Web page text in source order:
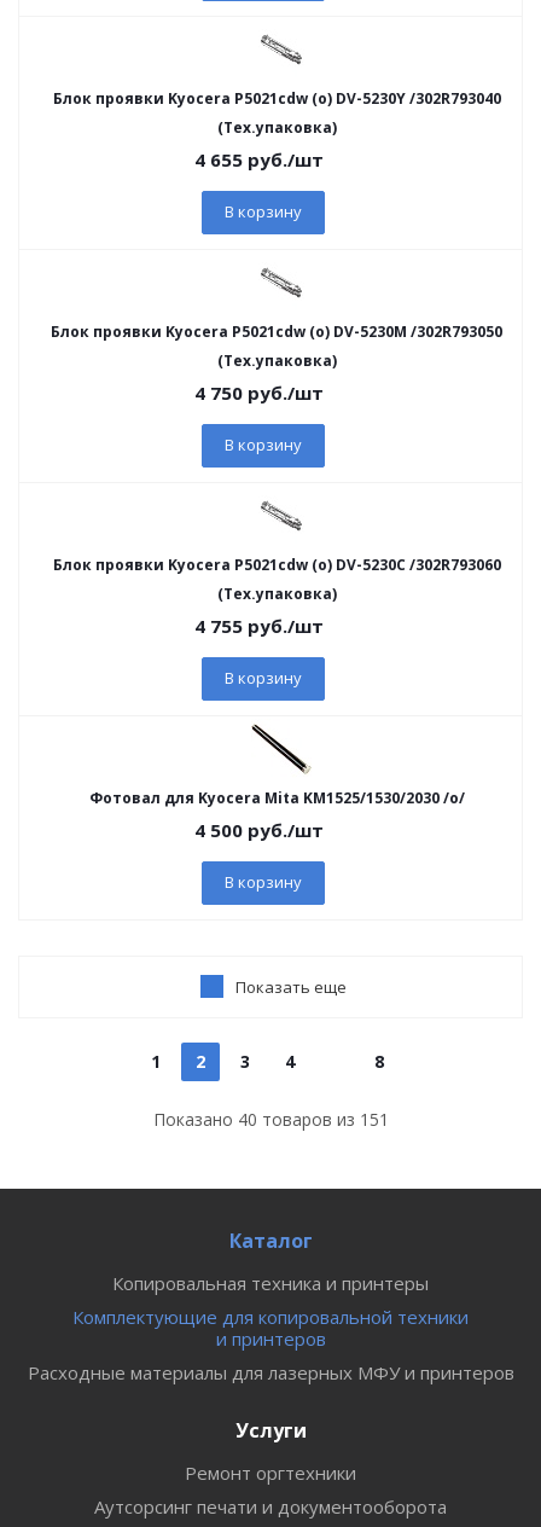
Блок проявки Kyocera P5021cdw (o) DV-5230Y /302R793040
(Тех.упаковка)
4 655руб./шт
В корзину
Блок проявки Kyocera P5021cdw (o) DV-5230M /302R793050
(Тех.упаковка)
4 750руб./шт
В корзину
Блок проявки Kyocera P5021cdw (o) DV-5230C /302R793060
(Тех.упаковка)
4 755руб./шт
В корзину
Фотовал для Kyocera Mita KM1525/1530/2030 /о/
4 500руб./шт
В корзину
Показать еще
1 2 3 4 8
Показано 40 товаров из 151
Каталог
Копировальная техника и принтеры
Комплектующие для копировальной техники
и принтеров
Расходные материалы для лазерных МФУ и принтеров
Услуги
Ремонт оргтехники
Аутсорсинг печати и документооборота